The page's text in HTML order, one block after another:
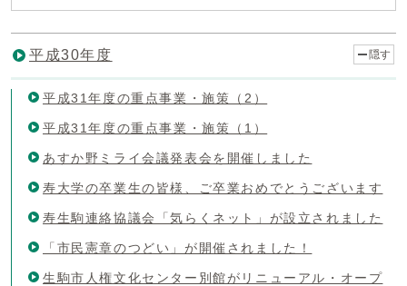
平成30年度 隠す
平成31年度の重点事業・施策（2）
平成31年度の重点事業・施策（1）
あすか野ミライ会議発表会を開催しました
寿大学の卒業生の皆様、ご卒業おめでとうございます
寿生駒連絡協議会「気らくネット」が設立されました
「市民憲章のつどい」が開催されました！
生駒市人権文化センター別館がリニューアル・オープ